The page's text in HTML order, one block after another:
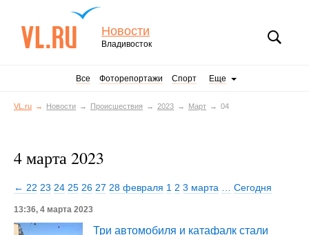
Новости
Владивосток
Все Фоторепортажи Спорт Еще
VL.ru Новости Происшествия 2023 Март 04
4 марта 2023
← 22 23 24 25 26 27 28 февраля 1 2 3 марта Сегодня
13:36, 4 марта 2023
Три автомобиля и катафалк стали